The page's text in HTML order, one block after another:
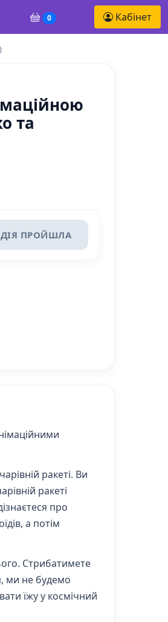
0 Кабінет
та
ПРОЙШЛА
ракеті. Ви
ракеті
про
а потім
Стрибатимете
ми не будемо
їжу у космічний